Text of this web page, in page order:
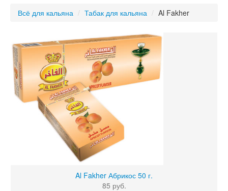
Всё для кальяна / Табак для кальяна / Al Fakher
Al Fakher Абрикос 50 г.
85 руб.